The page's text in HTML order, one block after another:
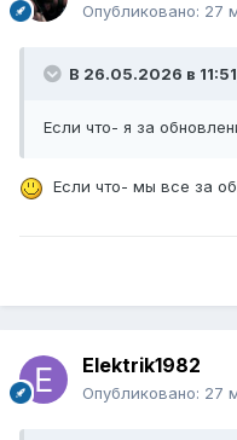
Опубликовано: 27
В 26.05.2026 в
Если что- я за
Если что- мы все за
Elektrik1982
Опубликовано: 27